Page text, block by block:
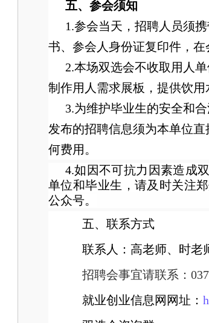
五、参会须知
1.参会当天，招聘人员须
书、参会人身份证复印件，在
2.本场双选会不收取用人
制作用人需求展板，提供饮用
3.为维护毕业生的安全和
发布的招聘信息须为本单位
何费用。
4.如因不可抗力因素造成
单位和毕业生，请及时关注
公众号。
五、联系方式
联系人：高老师、时老
招聘会事宜请联系：
就业创业信息网网址：